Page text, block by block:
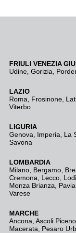
FRIULI VENEZIA
Udine Gorizia
LAZIO
Roma
Frosinone
Viterbo
LIGURIA
Genova
Imperia La
Savona
LOMBARDIA
Milano Bergamo
Cremona
Lecco Lodi
Monza Brianza
Pavia
Varese
MARCHE
Ancona Ascoli Piceno
Macerata
Pesaro